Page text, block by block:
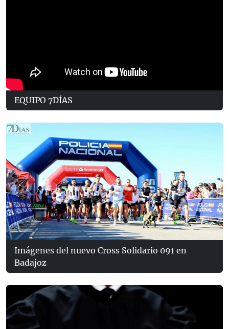
EQUIPO 7DÍAS
Imágenes del nuevo Cross Solidario 091 en
Badajoz